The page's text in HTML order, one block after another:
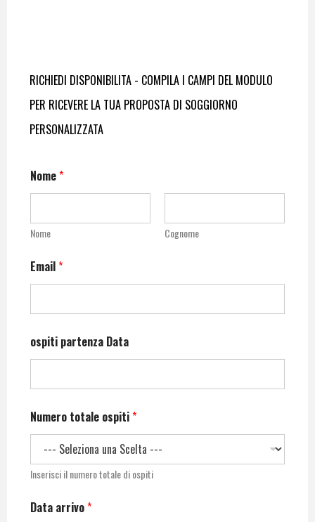
RICHIEDI DISPONIBILITA - COMPILA I CAMPI DEL MODULO
PER RICEVERE LA TUA PROPOSTA DI SOGGIORNO
PERSONALIZZATA
Nome*
Nome Cognome
Email*
ospiti partenza Data
Numero totale ospiti*
Inserisci il numero totale di ospiti
Data arrivo*